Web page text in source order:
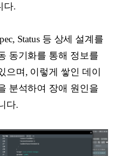
다.
Status 등 상세 설계를
동기화를 통해 정보를
으며, 이렇게 쌓인 데이
분석하여 장애 원인을
다.